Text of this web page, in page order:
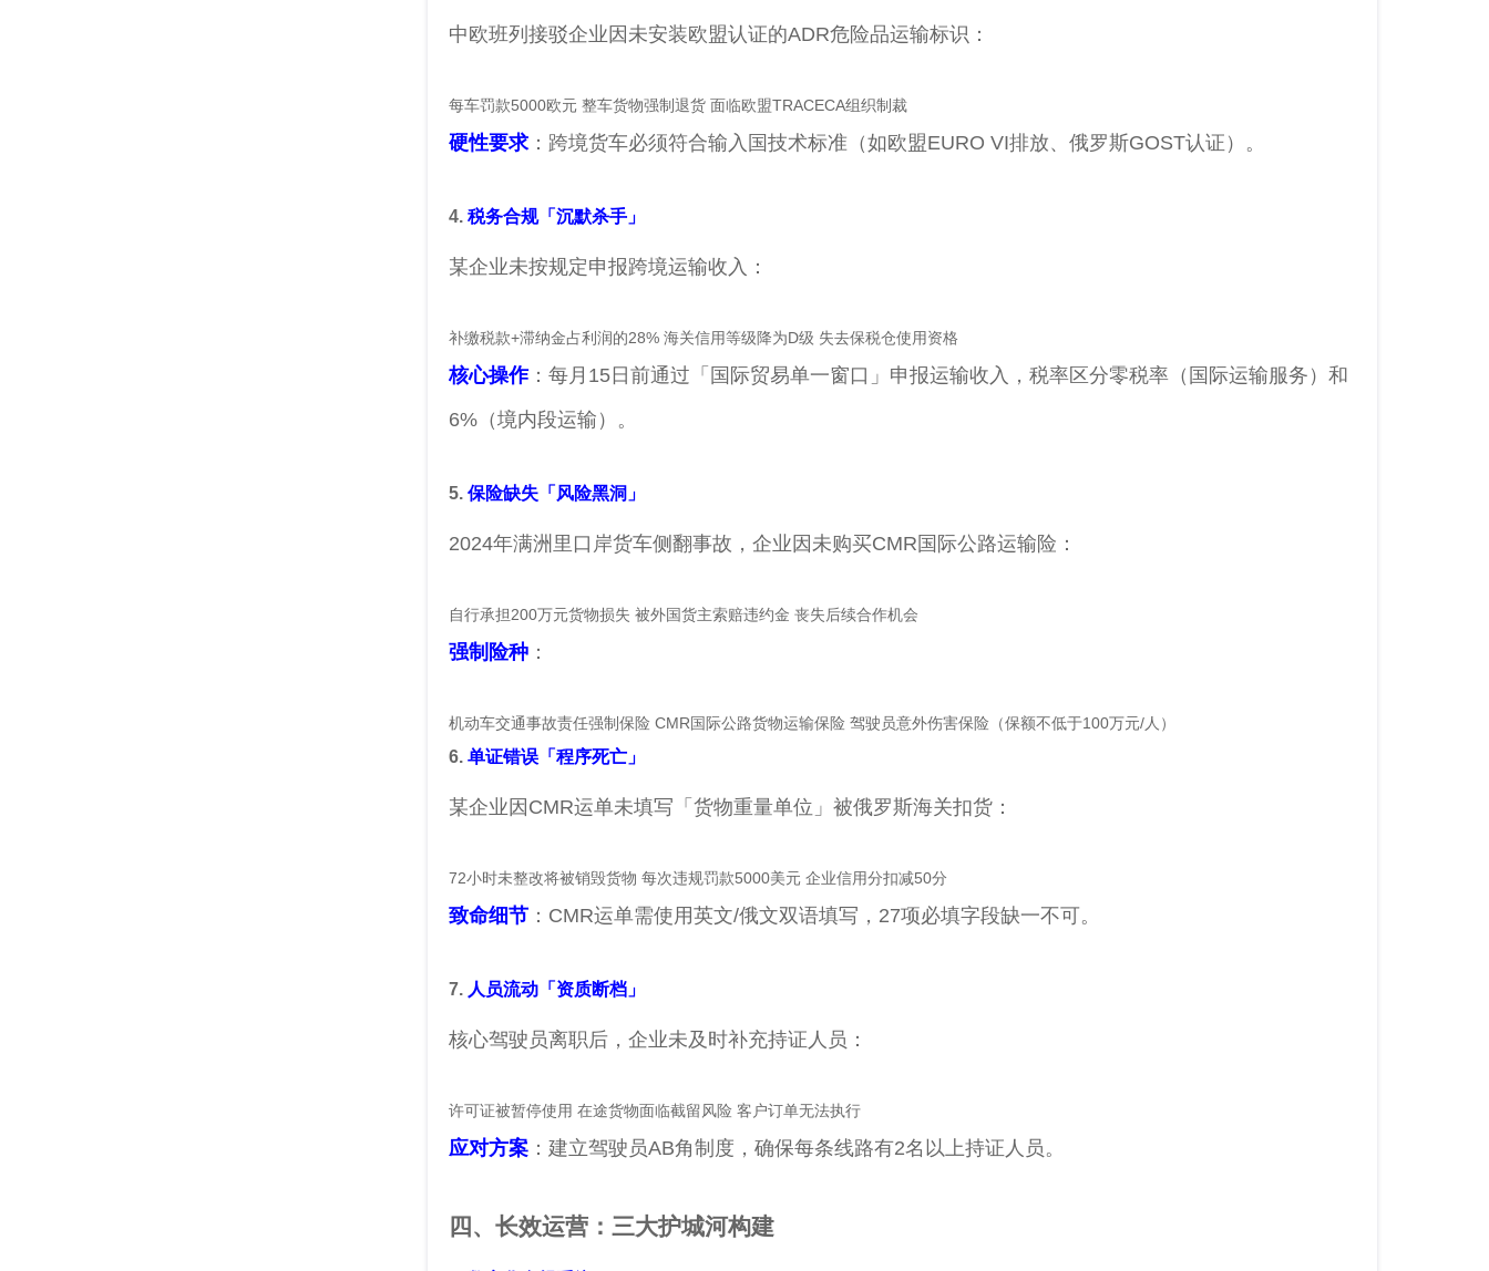
中欧班列接驳企业因未安装欧盟认证的ADR危险品运输标识：
每车罚款5000欧元 整车货物强制退货 面临欧盟TRACECA组织制裁
硬性要求 ：跨境货车必须符合输入国技术标准（如欧盟EURO VI排放、俄罗斯GOST认证）。
4.税务合规「沉默杀手」
某企业未按规定申报跨境运输收入：
补缴税款+滞纳金占利润的28% 海关信用等级降为D级 失去保税仓使用资格
核心操作：每月15日前通过「国际贸易单一窗口」申报运输收入，税率区分零税率（国际运输服务）和
6%（境内段运输）。
5.保险缺失「风险黑洞」
2024年满洲里口岸货车侧翻事故，企业因未购买CMR国际公路运输险：
自行承担200万元货物损失 被外国货主索赔违约金 丧失后续合作机会
强制险种 ：
机动车交通事故责任强制保险 CMR国际公路货物运输保险 驾驶员意外伤害保险（保额不低于100万元/人）
6.单证错误「程序死亡」
某企业因CMR运单未填写「货物重量单位」被俄罗斯海关扣货：
72小时未整改将被销毁货物 每次违规罚款5000美元 企业信用分扣减50分
致命细节 ：CMR运单需使用英文/俄文双语填写，27项必填字段缺一不可。
7. 人员流动「资质断档」
核心驾驶员离职后，企业未及时补充持证人员：
许可证被暂停使用 在途货物面临截留风险 客户订单无法执行
应对方案 ：建立驾驶员AB角制度，确保每条线路有2名以上持证人员。
四、长效运营：三大护城河构建